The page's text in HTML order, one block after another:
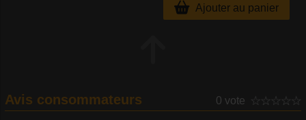
Ajouter au panier
Avis consommateurs 0 vote